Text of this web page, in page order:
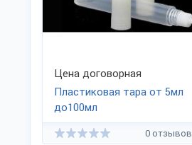
Цена договорная
Пластиковая тара от 5мл
до100мл
Тубы,Флаконы,Банки
0 отзывов